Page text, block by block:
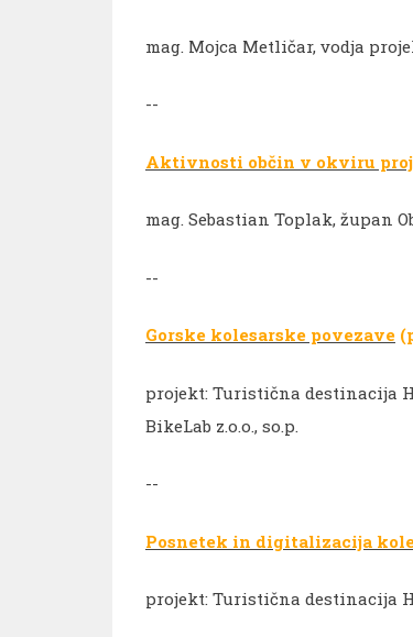
mag. Mojca Metličar, vodja
--
Aktivnosti občin v okviru
mag. Sebastian Toplak, župan
--
Gorske kolesarske povezave
projekt: Turistična destinacija
BikeLab z.o.o., so.p.
--
Posnetek in digitalizacija
projekt: Turistična destinacija